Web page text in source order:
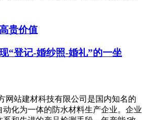
贵价值
“登记-婚纱照-婚礼”的一坐
网站建材科技有限公司是国内知名的
化为一体的防水材料生产企业。企业